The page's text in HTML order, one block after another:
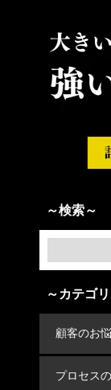
～検索～
～カテゴ
顧客のお
プロセス